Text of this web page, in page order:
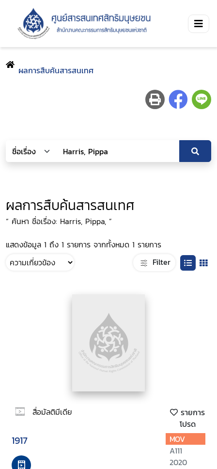
ผลการสืบค้นสารสนเทศ
ผลการสืบค้นสารสนเทศ
“ ค้นหา ชื่อเรื่อง: Harris, Pippa, ”
แสดงข้อมูล 1 ถึง 1 รายการ จากทั้งหมด 1 รายการ
Filter
สื่อมัลติมีเดีย
รายการ
โปรด
1917
MOV
A111
2020